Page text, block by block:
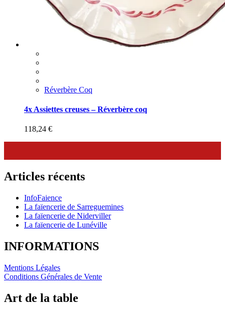
Réverbère Coq
4x Assiettes creuses – Réverbère coq
118,24 €
Articles récents
InfoFaience
La faïencerie de Sarreguemines
La faïencerie de Niderviller
La faïencerie de Lunéville
INFORMATIONS
Mentions Légales
Conditions Générales de Vente
Art de la table